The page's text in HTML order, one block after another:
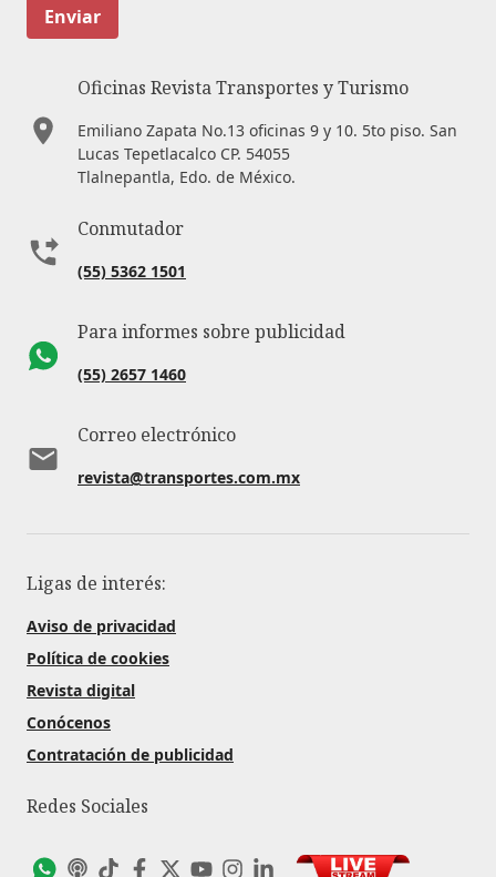
Enviar
Oficinas Revista Transportes y Turismo
Emiliano Zapata No.13 oficinas 9 y 10. 5to piso. San
Lucas Tepetlacalco CP. 54055
Tlalnepantla, Edo. de México.
Conmutador
(55) 5362 1501
Para informes sobre publicidad
(55) 2657 1460
Correo electrónico
revista@transportes.com.mx
Ligas de interés:
Aviso de privacidad
Política de cookies
Revista digital
Conócenos
Contratación de publicidad
Redes Sociales